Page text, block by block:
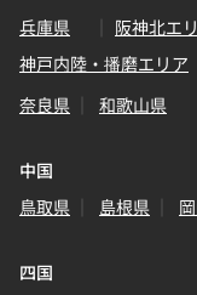
兵庫県
阪神北エ
神戸内陸・播磨エリア
奈良県
和歌山県
中国
鳥取県
島根県
四国